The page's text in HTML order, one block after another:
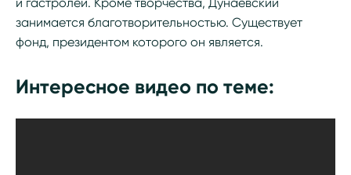
занимается благотворительностью. Существует
фонд, президентом которого он является.
Интересное видео по теме: